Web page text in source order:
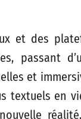
et des
passant
et
en